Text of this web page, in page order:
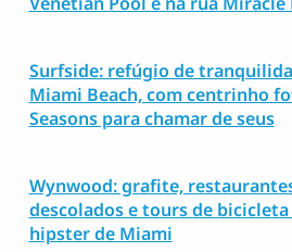
Surfside: refúgio de
Miami Beach, com centrinho
Seasons para chamar de seus
Wynwood: grafite,
descolados e tours de
hipster de Miami